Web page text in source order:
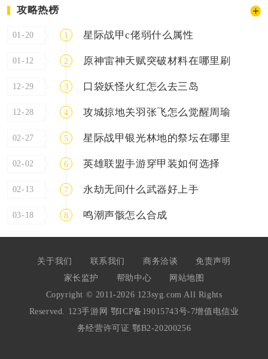
攻略热榜
01-20 1 星际战甲c佬弱什么属性
01-12 2 原神雷神天赋突破材料在哪里刷
12-29 3 口袋妖怪火红怎么去三岛
12-28 4 攻城掠地关羽张飞怎么觉醒周瑜
02-27 5 星际战甲银光林地的祭坛在哪里
02-02 6 英雄联盟手游穿甲装如何选择
02-13 7 永劫无间什么武器好上手
03-18 8 鸣潮声骸怎么合成
关于我们 联系我们 商务洽谈
免责声明
家长监护
帮助中心
网站地图
Copyright © 2011-2026 123syg.com All Rights
Reserved. 123手游网 鄂ICP备19015743号-7增值电信业
务经营许可证 鄂B2-20200256